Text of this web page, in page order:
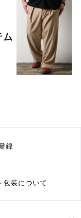
録
包装について